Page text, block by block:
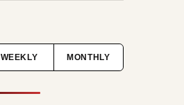
WEEKLY MONTHLY